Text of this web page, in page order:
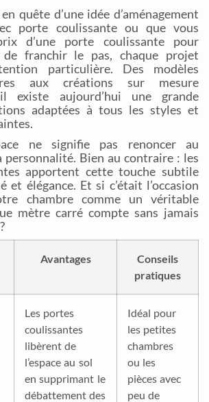
quête d’une idée d’aménagement
porte coulissante ou que vous
d’une porte coulissante pour
de franchir le pas, chaque projet
particulière. Des modèles
aux créations sur mesure
existe aujourd’hui une grande
adaptées à tous les styles et
ne signifie pas renoncer au
personnalité. Bien au contraire : les
apportent cette touche subtile
élégance. Et si c’était l’occasion
chambre comme un véritable
mètre carré compte sans jamais
Avantages
Conseils
pratiques
Les portes
coulissantes
libèrent de
l’espace au sol
en supprimant le
débattement des
Idéal pour
les petites
chambres
ou les
pièces avec
peu de